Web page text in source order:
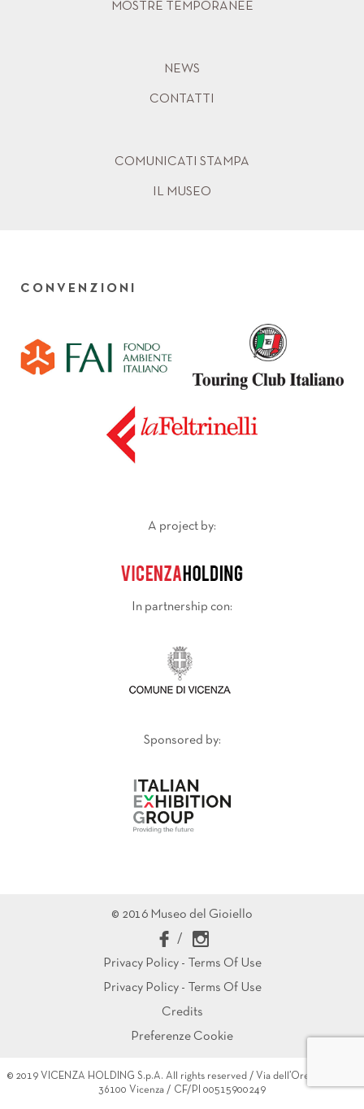
MOSTRE TEMPORANEE
NEWS
CONTATTI
COMUNICATI STAMPA
IL MUSEO
CONVENZIONI
A project by:
In partnership con:
Sponsored by:
© 2016 Museo del Gioiello
/
Privacy Policy - Terms Of Use
Privacy Policy - Terms Of Use
Credits
Preferenze Cookie
© 2019 VICENZA HOLDING S.p.A. All rights reserved / Via dell’Oreficeria 16 /
36100 Vicenza / CF/PI 00515900249